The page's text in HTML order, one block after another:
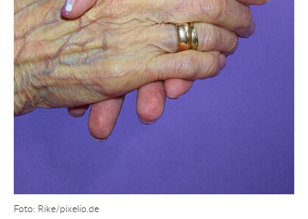
Foto: Rike/pixelio.de